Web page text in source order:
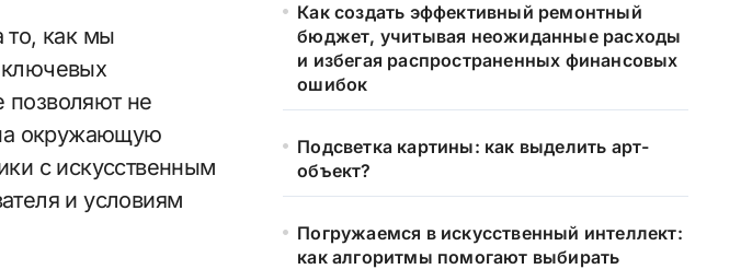
ключевых
позволяют не
на окружающую
с искусственным
и условиям
Как создать эффективный ремонтный
бюджет, учитывая неожиданные расходы
и избегая распространенных финансовых
ошибок
Подсветка картины: как выделить арт-
объект?
Погружаемся в искусственный интеллект:
как алгоритмы помогают выбирать